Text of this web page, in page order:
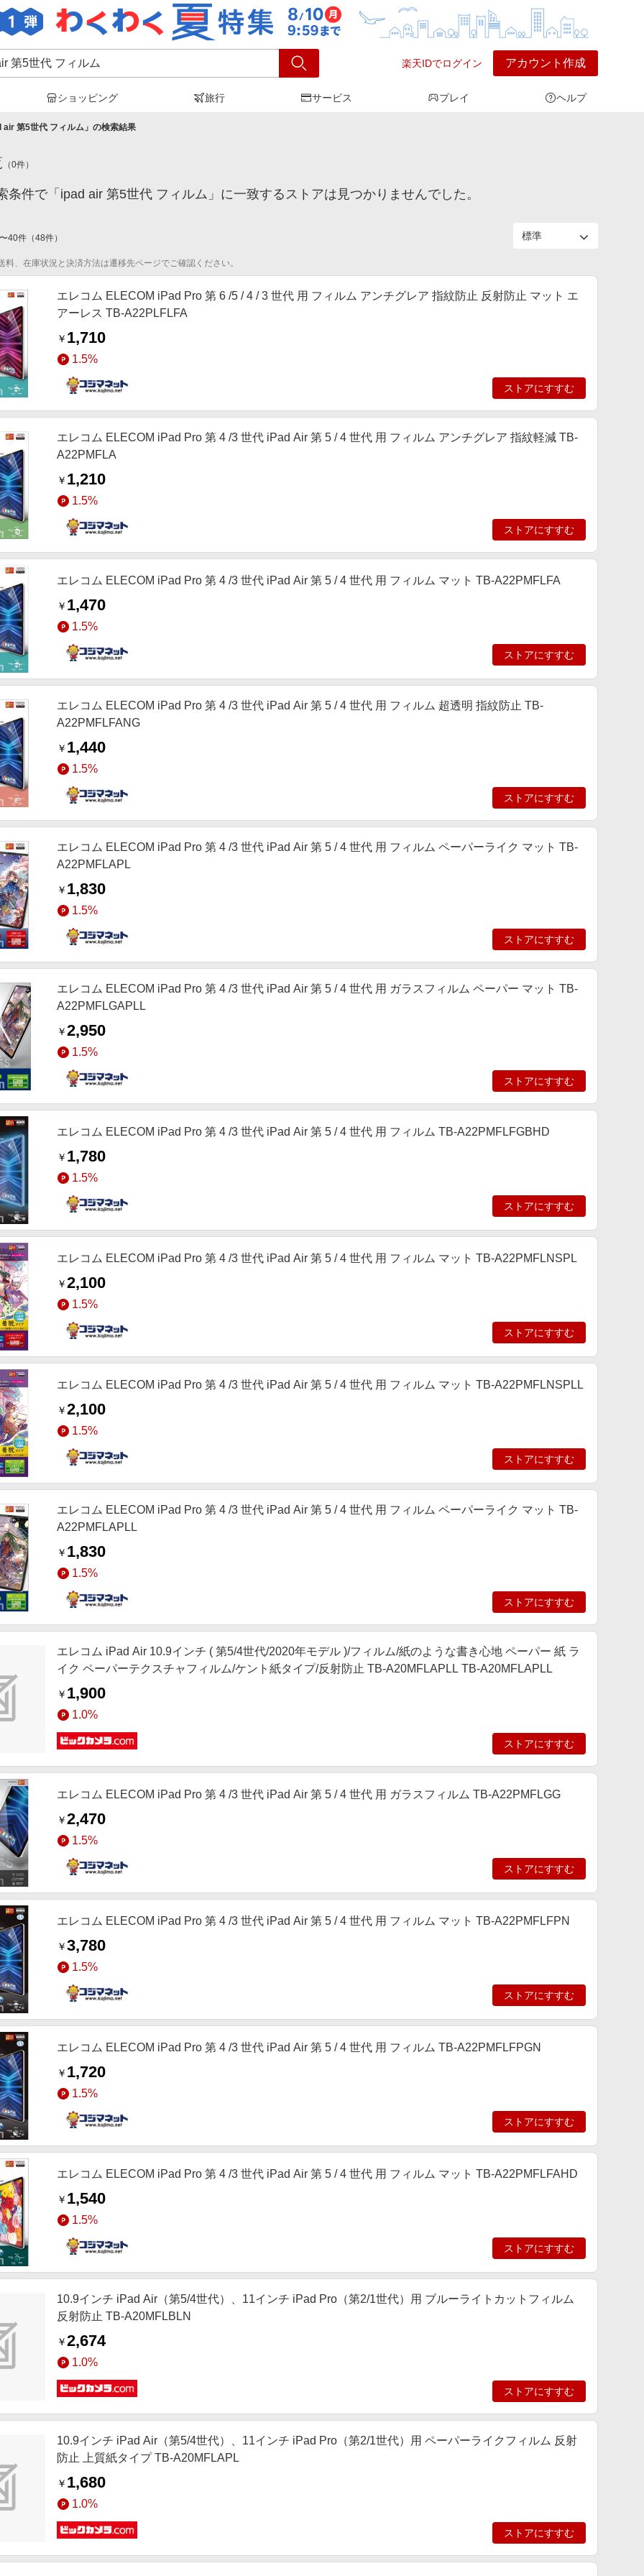
楽天IDでログイン アカウント作成
ショッピング 旅行 サービス プレイ ヘルプ
air 第5世代 フィルム 」の検索結果
（0件）
条件で「ipad air 第5世代 フィルム」に一致するストアは見つかりませんでした。
〜40件 （48件）
料、在庫状況と決済方法は遷移先ページでご確認ください。
エレコム ELECOM iPad Pro 第 6 /5 / 4 / 3 世代 用 フィルム アンチグレア 指紋防止 反射防止 マット エ
アーレス TB-A22PLFLFA
￥ 1,710
1.5%
ストアにすすむ
エレコム ELECOM iPad Pro 第 4 /3 世代 iPad Air 第 5 / 4 世代 用 フィルム アンチグレア 指紋軽減 TB-
A22PMFLA
￥ 1,210
1.5%
ストアにすすむ
エレコム ELECOM iPad Pro 第 4 /3 世代 iPad Air 第 5 / 4 世代 用 フィルム マット TB-A22PMFLFA
￥ 1,470
1.5%
ストアにすすむ
エレコム ELECOM iPad Pro 第 4 /3 世代 iPad Air 第 5 / 4 世代 用 フィルム 超透明 指紋防止 TB-
A22PMFLFANG
￥ 1,440
1.5%
ストアにすすむ
エレコム ELECOM iPad Pro 第 4 /3 世代 iPad Air 第 5 / 4 世代 用 フィルム ペーパーライク マット TB-
A22PMFLAPL
￥ 1,830
1.5%
ストアにすすむ
エレコム ELECOM iPad Pro 第 4 /3 世代 iPad Air 第 5 / 4 世代 用 ガラスフィルム ペーパー マット TB-
A22PMFLGAPLL
￥2,950
1.5%
ストアにすすむ
エレコム ELECOM iPad Pro 第 4 /3 世代 iPad Air 第 5 / 4 世代 用 フィルム TB-A22PMFLFGBHD
￥ 1,780
1.5%
ストアにすすむ
エレコム ELECOM iPad Pro 第 4 /3 世代 iPad Air 第 5 / 4 世代 用 フィルム マット TB-A22PMFLNSPL
￥2,100
1.5%
ストアにすすむ
エレコム ELECOM iPad Pro 第 4 /3 世代 iPad Air 第 5 / 4 世代 用 フィルム マット TB-A22PMFLNSPLL
￥2,100
1.5%
ストアにすすむ
エレコム ELECOM iPad Pro 第 4 /3 世代 iPad Air 第 5 / 4 世代 用 フィルム ペーパーライク マット TB-
A22PMFLAPLL
￥ 1,830
1.5%
ストアにすすむ
エレコム iPad Air 10.9インチ ( 第5/4世代/2020年モデル )/フィルム/紙のような書き心地 ペーパー 紙 ラ
イク ペーパーテクスチャフィルム/ケント紙タイプ/反射防止 TB-A20MFLAPLL TB-A20MFLAPLL
￥ 1,900
1.0%
ストアにすすむ
エレコム ELECOM iPad Pro 第 4 /3 世代 iPad Air 第 5 / 4 世代 用 ガラスフィルム TB-A22PMFLGG
￥2,470
1.5%
ストアにすすむ
エレコム ELECOM iPad Pro 第 4 /3 世代 iPad Air 第 5 / 4 世代 用 フィルム マット TB-A22PMFLFPN
￥3,780
1.5%
ストアにすすむ
エレコム ELECOM iPad Pro 第 4 /3 世代 iPad Air 第 5 / 4 世代 用 フィルム TB-A22PMFLFPGN
￥ 1,720
1.5%
ストアにすすむ
エレコム ELECOM iPad Pro 第 4 /3 世代 iPad Air 第 5 / 4 世代 用 フィルム マット TB-A22PMFLFAHD
￥ 1,540
1.5%
ストアにすすむ
10.9インチ iPad Air（第5/4世代）、11インチ iPad Pro（第2/1世代）用 ブルーライトカットフィルム
反射防止 TB-A20MFLBLN
￥2,674
1.0%
ストアにすすむ
10.9インチ iPad Air（第5/4世代）、11インチ iPad Pro（第2/1世代）用 ペーパーライクフィルム 反射
防止 上質紙タイプ TB-A20MFLAPL
￥ 1,680
1.0%
ストアにすすむ